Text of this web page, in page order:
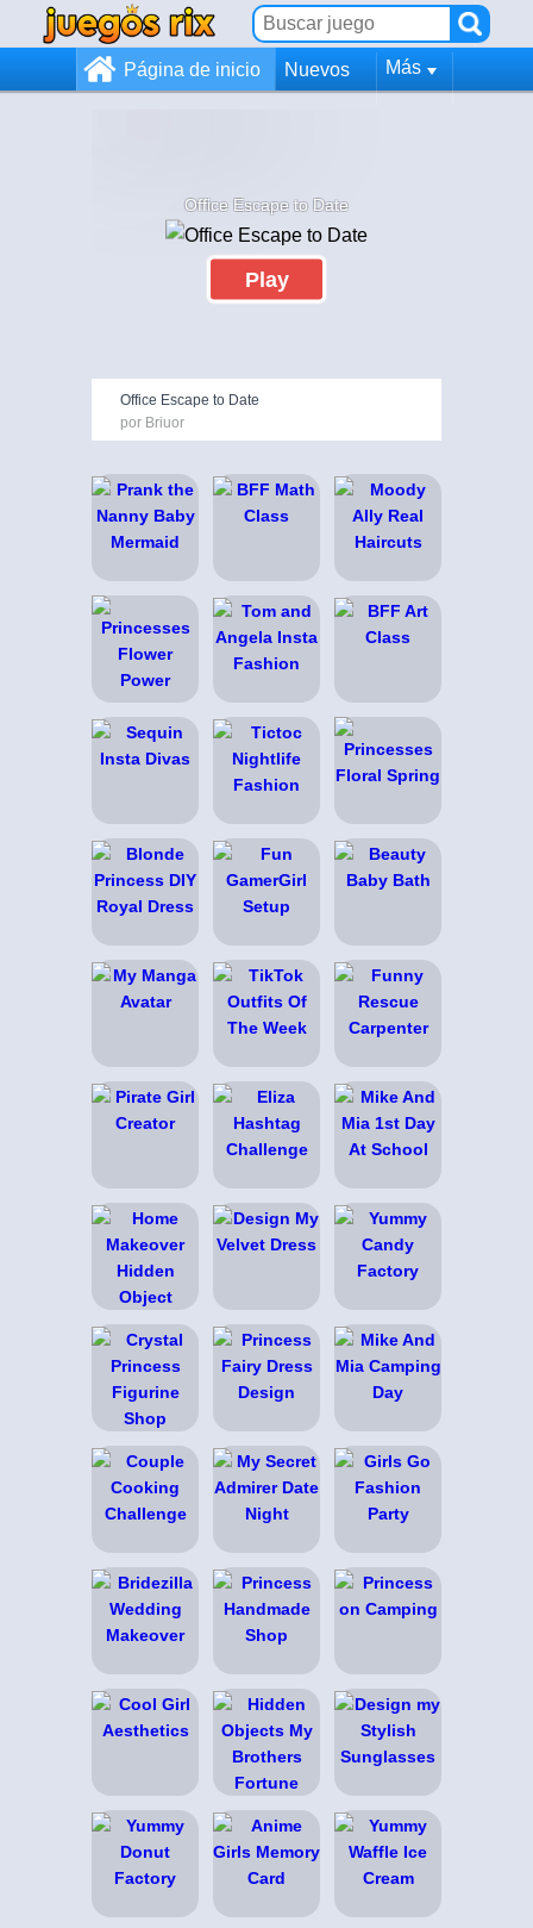
Página de inicio Nuevos Más
Office Escape to Date
Play
Office Escape to Date
por Briuor